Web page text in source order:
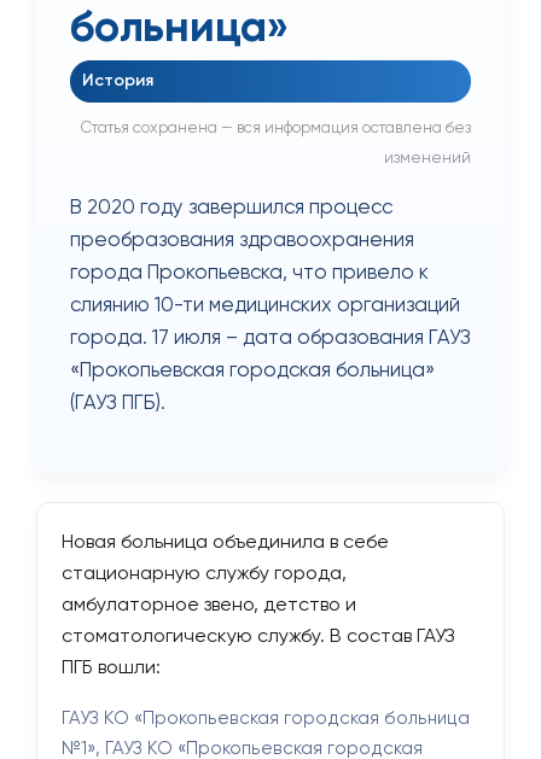
больница»
История
Статья сохранена — вся информация оставлена без
изменений
В 2020 году завершился процесс
преобразования здравоохранения
города Прокопьевска, что привело к
слиянию 10-ти медицинских организаций
города. 17 июля – дата образования ГАУЗ
«Прокопьевская городская больница»
(ГАУЗ ПГБ).
Новая больница объединила в себе
стационарную службу города,
амбулаторное звено, детство и
стоматологическую службу. В состав ГАУЗ
ПГБ вошли:
ГАУЗ КО «Прокопьевская городская больница
№1», ГАУЗ КО «Прокопьевская городская